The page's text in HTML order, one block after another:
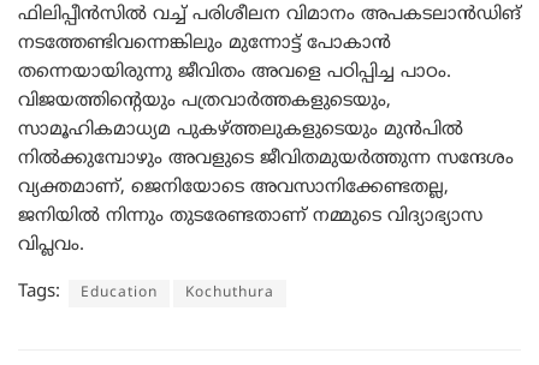
ഫിലിപ്പീൻസിൽ വച്ച് പരിശീലന വിമാനം അപകടലാൻഡിങ്
നടത്തേണ്ടിവന്നെങ്കിലും മുന്നോട്ട് പോകാൻ
തന്നെയായിരുന്നു ജീവിതം അവളെ പഠിപ്പിച്ച പാഠം.
വിജയത്തിന്റെയും പത്രവാർത്തകളുടെയും,
സാമൂഹികമാധ്യമ പുകഴ്ത്തലുകളുടെയും മുൻപിൽ
നിൽക്കുമ്പോഴും അവളുടെ ജീവിതമുയർത്തുന്ന സന്ദേശം
വ്യക്തമാണ്, ജെനിയോടെ അവസാനിക്കേണ്ടതല്ല,
ജനിയിൽ നിന്നും തുടരേണ്ടതാണ് നമ്മുടെ വിദ്യാഭ്യാസ
വിപ്ലവം.
Tags: Education Kochuthura